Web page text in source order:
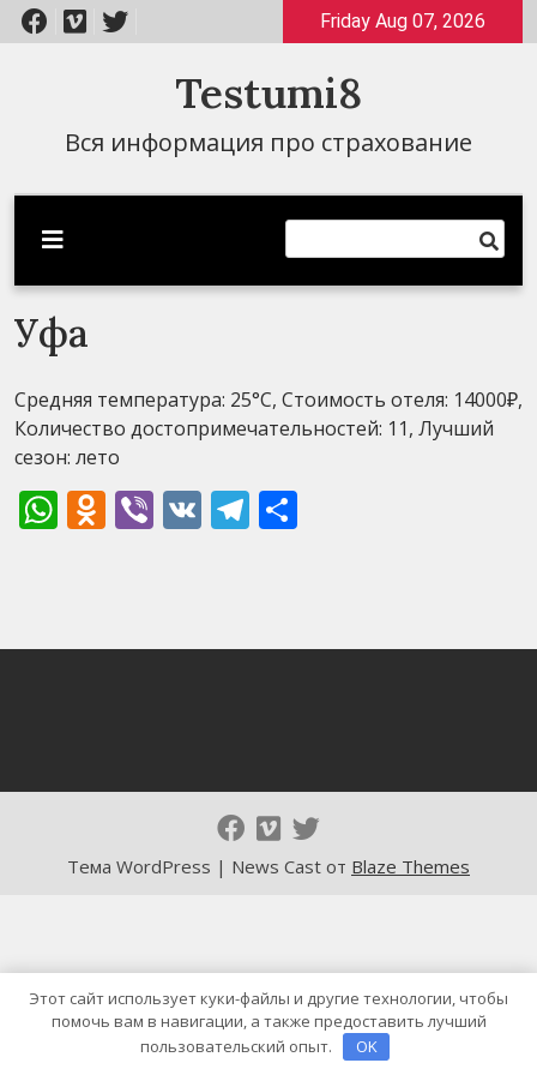
Перейти
к
Friday Aug 07, 2026
Testumi8
Вся информация про страхование
Уфа
Средняя температура: 25°C, Стоимость отеля: 14000₽,
Количество достопримечательностей: 11, Лучший
сезон: лето
WhatsApp
Odnoklassniki
Viber
VK Telegram
Тема WordPress | News Cast от Blaze Themes
Этот сайт использует куки-файлы и другие технологии, чтобы
помочь вам в навигации, а также предоставить лучший
пользовательский опыт.
OK